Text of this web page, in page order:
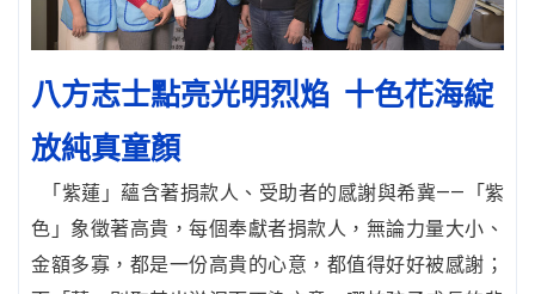
八方志士點亮光明烈焰 十色花海綻
放純真童顏
「紫蓮」蘊含著捐款人、受助者的感謝與希冀——「紫
色」象徵著高貴，每個奉獻者捐款人，無論力量大小、
金額多寡，都是一份高貴的心意，都值得好好被感謝；